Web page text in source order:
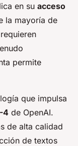
en su acceso
la mayoría de
permite
que impulsa
4 de OpenAI.
de alta calidad
de textos